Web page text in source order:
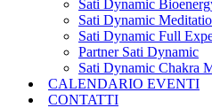
Sati Dynamic
Sati Dynamic
Sati Dynamic Full
Partner Sati Dynamic
Sati Dynamic Chakra
CALENDARIO EVENTI
CONTATTI